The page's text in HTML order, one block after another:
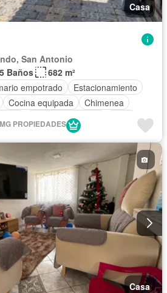
Casa
San Antonio
Baños
682 m²
empotrado
Estacionamiento
Cocina equipada
Chimenea
Cuarto de servicio
Sin amoblar
PROPIEDADES
Casa